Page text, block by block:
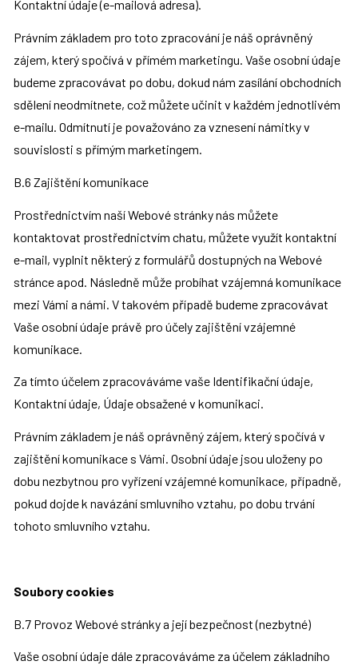
Kontaktní údaje (e-mailová adresa).
Právním základem pro toto zpracování je náš oprávněný
zájem, který spočívá v přímém marketingu. Vaše osobní údaje
budeme zpracovávat po dobu, dokud nám zasílání obchodních
sdělení neodmítnete, což můžete učinit v každém jednotlivém
e-mailu. Odmítnutí je považováno za vznesení námitky v
souvislosti s přímým marketingem.
B.6 Zajištění komunikace
Prostřednictvím naší Webové stránky nás můžete
kontaktovat prostřednictvím chatu, můžete využít kontaktní
e-mail, vyplnit některý z formulářů dostupných na Webové
stránce apod. Následně může probíhat vzájemná komunikace
mezi Vámi a námi. V takovém případě budeme zpracovávat
Vaše osobní údaje právě pro účely zajištění vzájemné
komunikace.
Za tímto účelem zpracováváme vaše Identifikační údaje,
Kontaktní údaje, Údaje obsažené v komunikaci.
Právním základem je náš oprávněný zájem, který spočívá v
zajištění komunikace s Vámi. Osobní údaje jsou uloženy po
dobu nezbytnou pro vyřízení vzájemné komunikace, případně,
pokud dojde k navázání smluvního vztahu, po dobu trvání
tohoto smluvního vztahu.
Soubory cookies
B.7 Provoz Webové stránky a její bezpečnost (nezbytné)
Vaše osobní údaje dále zpracováváme za účelem základního